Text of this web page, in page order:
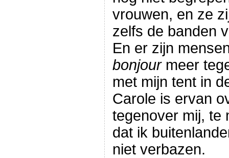
vrouwen, en ze
zelfs de banden
En er zijn
bonjourmeer
met mijn tent in
Carole is ervan
tegenover mij, te
dat ik
niet verbazen.